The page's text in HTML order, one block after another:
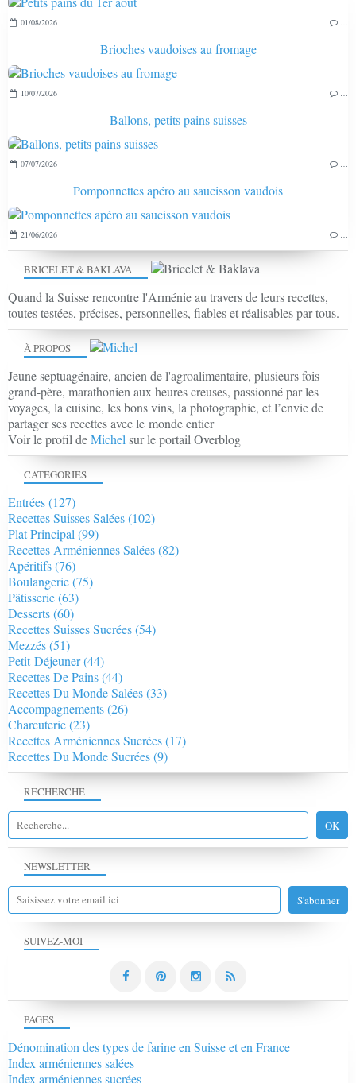
NEWSLETTER
SUIVEZ-MOI
RECHERCHE
BRICELET & BAKLAVA
Quand la Suisse rencontre l'Arménie au travers de leurs recettes,
toutes testées, précises, personnelles, fiables et réalisables par tous.
À PROPOS
Jeune septuagénaire, ancien de l'agroalimentaire, plusieurs fois
grand-père, marathonien aux heures creuses, passionné par les
voyages, la cuisine, les bons vins, la photographie, et l’envie de
partager ses recettes avec le monde entier
Voir le profil deMichel sur le portail Overblog
01/08/2026
Brioches vaudoises au fromage
10/07/2026
Ballons, petits pains suisses
07/07/2026
Pomponnettes apéro au saucisson vaudois
21/06/2026
PAGES
Dénomination des types de farine en Suisse et en France
Index arméniennes salées
Index arméniennes sucrées
CATÉGORIES
Entrées(127)
Recettes Suisses Salées(102)
Plat Principal (99)
Recettes Arméniennes Salées(82)
Apéritifs(76)
Boulangerie(75)
Pâtisserie(63)
Desserts(60)
Recettes Suisses Sucrées(54)
Mezzés(51)
Petit-Déjeuner(44)
Recettes De Pains(44)
Recettes Du Monde Salées(33)
Accompagnements(26)
Charcuterie(23)
Recettes Arméniennes Sucrées(17)
Recettes Du Monde Sucrées(9)